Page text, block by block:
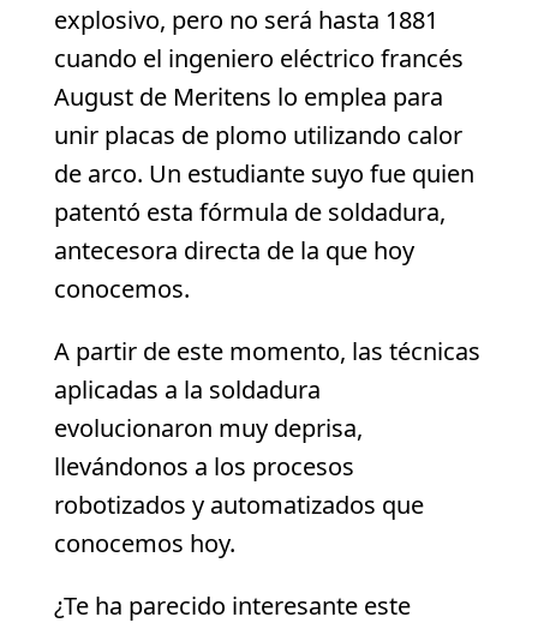
explosivo, pero no será hasta 1881
cuando el ingeniero eléctrico francés
August de Meritens lo emplea para
unir placas de plomo utilizando calor
de arco. Un estudiante suyo fue quien
patentó esta fórmula de soldadura,
antecesora directa de la que hoy
conocemos.
A partir de este momento, las técnicas
aplicadas a la soldadura
evolucionaron muy deprisa,
llevándonos a los procesos
robotizados y automatizados que
conocemos hoy.
¿Te ha parecido interesante este